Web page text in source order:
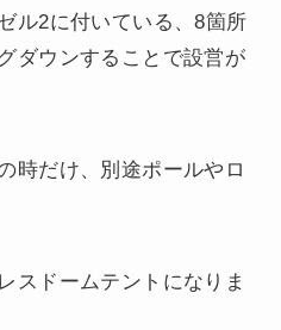
ル2に付いている、8箇所
ダウンすることで設営が
時だけ、別途ポールやロ
スドームテントになりま